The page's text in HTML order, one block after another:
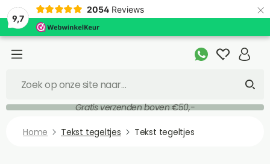
9,7
2054 Reviews ×
Gratis verzenden boven €50,-
Home Tekst tegeltjes Tekst tegeltjes